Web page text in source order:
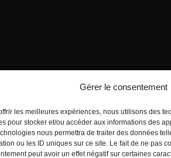
Gérer le consentement
les meilleures expériences, nous utilisons des
pour stocker et/ou accéder aux informations des
nous permettra de traiter des données
ou les ID uniques sur ce site. Le fait de ne pas
peut avoir un effet négatif sur certaines